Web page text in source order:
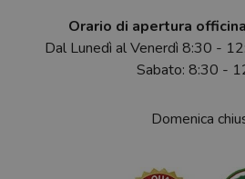
Orario di apertura
Dal Lunedì al Venerdì 8:30 -
Sabato: 8:30 -
Domenica